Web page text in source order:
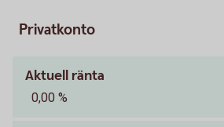
Privatkonto
Aktuell ränta
0,00 %